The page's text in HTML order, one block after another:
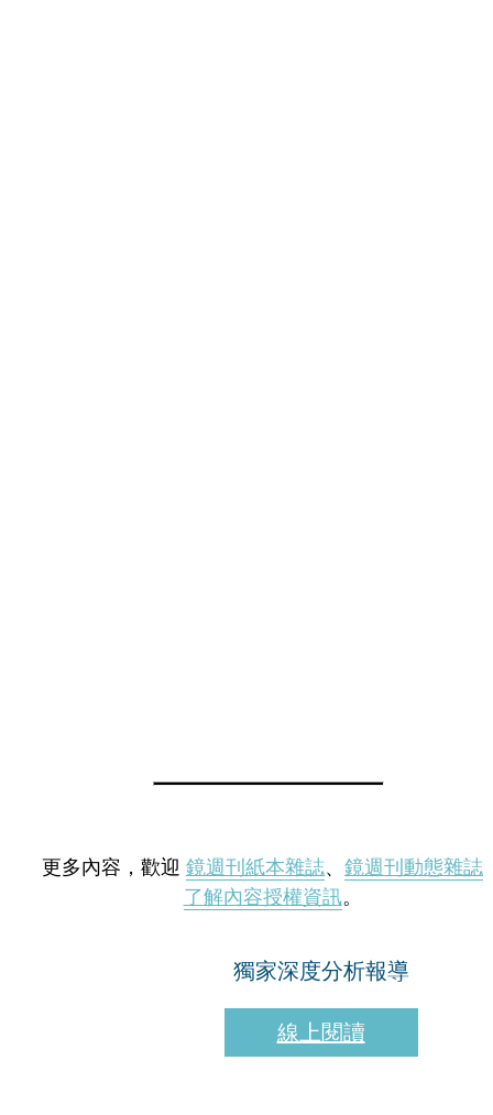
更多內容，歡迎 鏡週刊紙本雜誌、 鏡週刊動態雜誌
了解內容授權資訊。
獨家深度分析報導
線上閱讀